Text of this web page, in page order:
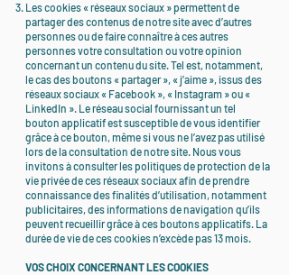
Les cookies « réseaux sociaux » permettent de
partager des contenus de notre site avec d’autres
personnes ou de faire connaître à ces autres
personnes votre consultation ou votre opinion
concernant un contenu du site. Tel est, notamment,
le cas des boutons « partager », « j’aime », issus des
réseaux sociaux « Facebook », « Instagram » ou «
LinkedIn ». Le réseau social fournissant un tel
bouton applicatif est susceptible de vous identifier
grâce à ce bouton, même si vous ne l’avez pas utilisé
lors de la consultation de notre site. Nous vous
invitons à consulter les politiques de protection de la
vie privée de ces réseaux sociaux afin de prendre
connaissance des finalités d’utilisation, notamment
publicitaires, des informations de navigation qu’ils
peuvent recueillir grâce à ces boutons applicatifs. La
durée de vie de ces cookies n’excède pas 13 mois.
VOS CHOIX CONCERNANT LES COOKIES